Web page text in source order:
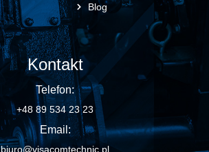
Blog
Kontakt
Telefon:
+48 89 534 23 23
Email:
biuro@visacomtechnic.pl